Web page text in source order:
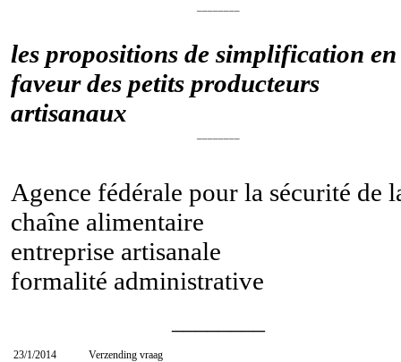
les propositions de simplification en
faveur des petits producteurs
artisanaux
Agence fédérale pour la sécurité de
chaîne alimentaire
entreprise artisanale
formalité administrative
23/1/2014
Verzending vraag